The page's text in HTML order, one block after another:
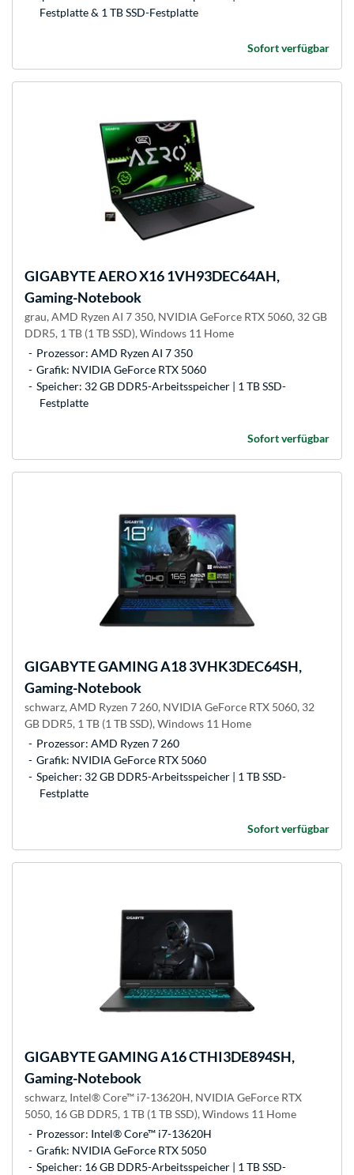
Festplatte & 1 TB SSD-Festplatte
Sofort verfügbar
GIGABYTEAERO X16 1VH93DEC64AH,
Gaming-Notebook
grau, AMD Ryzen AI 7 350, NVIDIA GeForce RTX 5060, 32 GB
DDR5, 1 TB (1 TB SSD), Windows 11 Home
Prozessor: AMD Ryzen AI 7 350
Grafik: NVIDIA GeForce RTX 5060
Speicher: 32 GB DDR5-Arbeitsspeicher | 1 TB SSD-
Festplatte
Sofort verfügbar
GIGABYTEGAMING A18 3VHK3DEC64SH,
Gaming-Notebook
schwarz, AMD Ryzen 7 260, NVIDIA GeForce RTX 5060, 32
GB DDR5, 1 TB (1 TB SSD), Windows 11 Home
Prozessor: AMD Ryzen 7 260
Grafik: NVIDIA GeForce RTX 5060
Speicher: 32 GB DDR5-Arbeitsspeicher | 1 TB SSD-
Festplatte
Sofort verfügbar
GIGABYTEGAMING A16 CTHI3DE894SH,
Gaming-Notebook
schwarz, Intel® Core™ i7-13620H, NVIDIA GeForce RTX
5050, 16 GB DDR5, 1 TB (1 TB SSD), Windows 11 Home
Prozessor: Intel® Core™ i7-13620H
Grafik: NVIDIA GeForce RTX 5050
Speicher: 16 GB DDR5-Arbeitsspeicher | 1 TB SSD-